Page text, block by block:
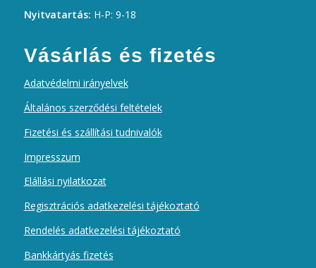
Nyitvatartás: H-P: 9-18
Vásárlás és fizetés
Adatvédelmi irányelvek
Általános szerződési feltételek
Fizetési és szállítási tudnivalók
Impresszum
Elállási nyilatkozat
Regisztrációs adatkezelési tájékoztató
Rendelés adatkezelési tájékoztató
Bankkártyás fizetés